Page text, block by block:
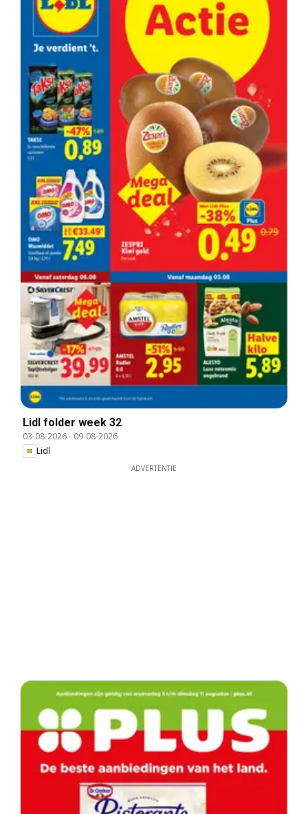
Lidl folder week 32
03-08-2026- 09-08-2026
Lidl
ADVERTENTIE